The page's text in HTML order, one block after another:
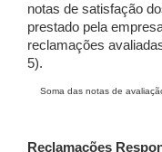
notas de satisfação
prestado pela
reclamações
5).
Soma das notas de
Reclamações